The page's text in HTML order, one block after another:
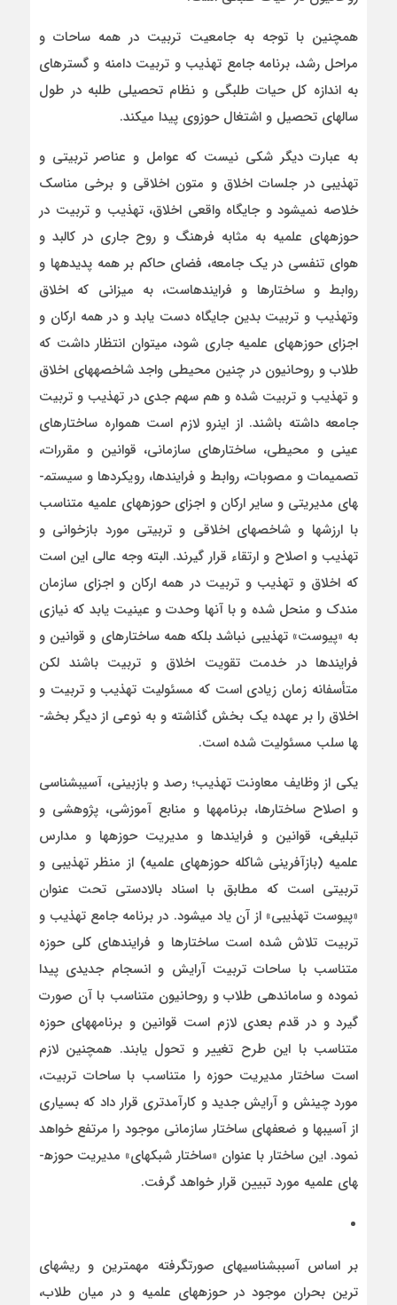
همچنین با توجه به جامعیت تربیت در همه ساحات و
مراحل رشد، برنامه جامع تهذیب و تربیت دامنه و گستره­ای
به اندازه کل حیات طلبگی و نظام تحصیلی طلبه در طول
سال­های تحصیل و اشتغال حوزوی پیدا می­کند.
به عبارت دیگر شکی نیست که عوامل و عناصر تربیتی و
تهذیبی در جلسات اخلاق و متون اخلاقی و برخی مناسک
خلاصه نمی­شود و جایگاه واقعی اخلاق، تهذیب و تربیت در
حوزه­های علمیه به مثابه فرهنگ و روح جاری در کالبد و
هوای تنفسی در یک جامعه، فضای حاکم بر همه پدیده­ها و
روابط و ساختارها و فرایندهاست، به میزانی که اخلاق
وتهذیب و تربیت بدین جایگاه دست یابد و در همه ارکان و
اجزای حوزه­های علمیه جاری شود، می­توان انتظار داشت که
طلاب و روحانیون در چنین محیطی واجد شاخصه­های اخلاق
و تهذیب و تربیت شده و هم سهم جدی در تهذیب و تربیت
جامعه داشته باشند. از اینرو لازم است همواره ساختارهای
عینی و محیطی، ساختارهای سازمانی، قوانین و مقررات،
تصمیمات و مصوبات، روابط و فرایندها، رویکردها و سیستم­
های مدیریتی و سایر ارکان و اجزای حوزه­های علمیه متناسب
با ارزش­ها و شاخص­های اخلاقی و تربیتی مورد بازخوانی و
تهذیب و اصلاح و ارتقاء قرار گیرند. البته وجه عالی این است
که اخلاق و تهذیب و تربیت در همه ارکان و اجزای سازمان
مندک و منحل شده و با آنها وحدت و عینیت یابد که نیازی
به «پیوست» تهذیبی نباشد بلکه همه ساختارهای و قوانین و
فرایندها در خدمت تقویت اخلاق و تربیت باشند لکن
متأسفانه زمان زیادی است که مسئولیت تهذیب و تربیت و
اخلاق را بر عهده یک بخش گذاشته و به نوعی از دیگر بخش­
ها سلب مسئولیت شده است.
یکی از وظایف معاونت تهذیب؛ رصد و بازبینی، آسیب­شناسی
و اصلاح ساختارها، برنامه­ها و منابع آموزشی، پژوهشی و
تبلیغی، قوانین و فرایندها و مدیریت حوزه­ها و مدارس
علمیه (بازآفرینی شاکله حوزه­های علمیه) از منظر تهذیبی و
تربیتی است که مطابق با اسناد بالادستی تحت عنوان
«پیوست تهذیبی» از آن یاد می­شود. در برنامه جامع تهذیب و
تربیت تلاش شده است ساختارها و فرایندهای کلی حوزه
متناسب با ساحات تربیت آرایش و انسجام جدیدی پیدا
نموده و ساماندهی طلاب و روحانیون متناسب با آن صورت
گیرد و در قدم بعدی لازم است قوانین و برنامه­های حوزه
متناسب با این طرح تغییر و تحول یابند. همچنین لازم
است ساختار مدیریت حوزه را متناسب با ساحات تربیت،
مورد چینش و آرایش جدید و کارآمدتری قرار داد که بسیاری
از آسیب­ها و ضعف­های ساختار سازمانی موجود را مرتفع خواهد
نمود. این ساختار با عنوان «ساختار شبکه­ای» مدیریت حوزه­
های علمیه مورد تبیین قرار خواهد گرفت.
بر اساس آسبب­شناسی­های صورت­گرفته مهمترین و ریشه­ای
ترین بحران موجود در حوزه­های علمیه و در میان طلاب،